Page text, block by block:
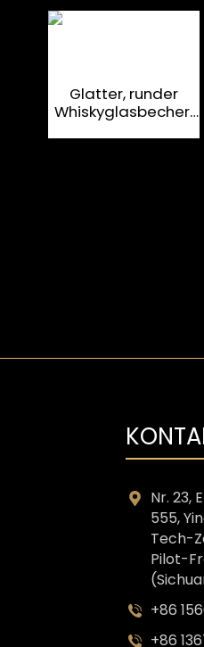
Glatter, runder
Whiskyglasbecher,
Nr. 23,
555,
Tech-
Pilot-
+86
+86